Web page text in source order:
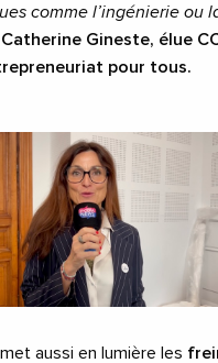
comme l’ingénierie ou
Catherine Gineste, élue
pour tous.
met aussi en lumière les